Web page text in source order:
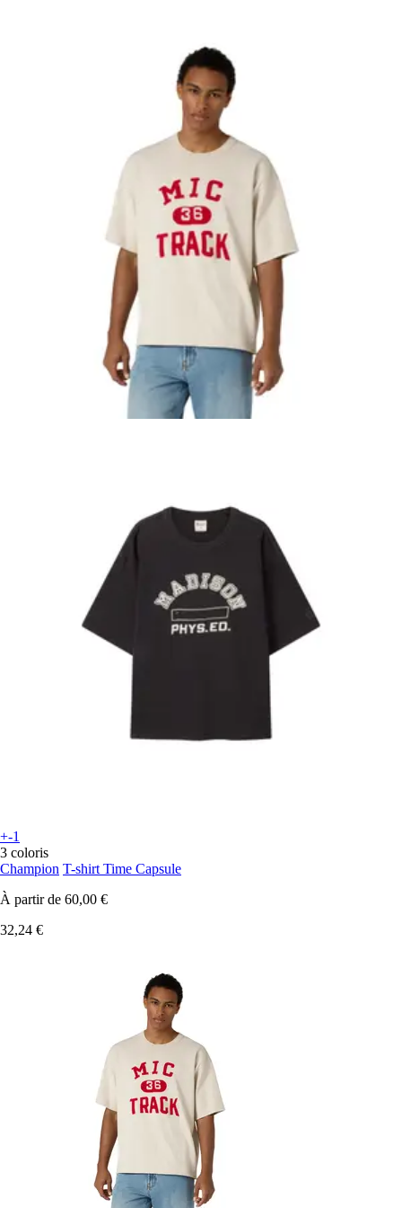
+-1
3 coloris
Champion T-shirt Time Capsule
À partir de 60,00 €
32,24 €